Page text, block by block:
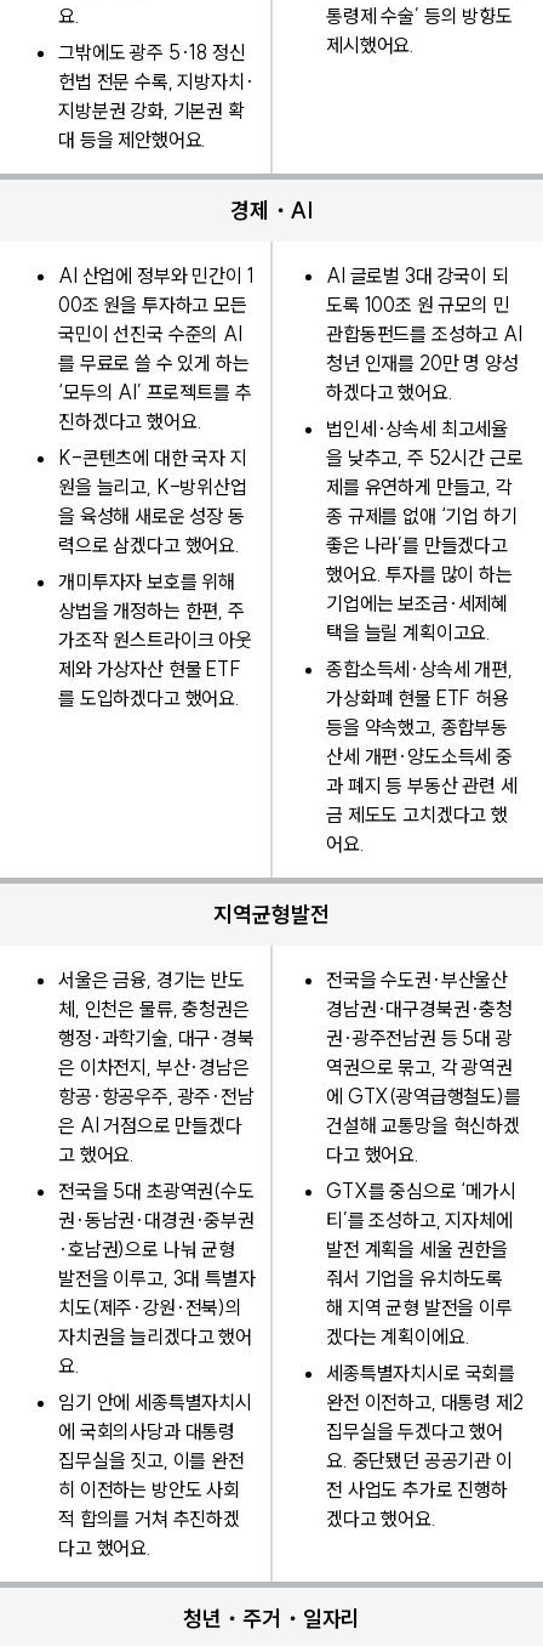
요.
그밖에도 광주 5·18 정신
헌법 전문 수록, 지방자치·
지방분권 강화, 기본권 확
대 등을 제안했어요.
통령제 수술’ 등의 방향도
제시했어요.
경제・AI
AI 산업에 정부와 민간이 1
00조 원을 투자하고 모든
국민이 선진국 수준의 AI
를 무료로 쓸 수 있게 하는
‘모두의 AI’ 프로젝트를 추
진하겠다고 했어요.
K-콘텐츠에 대한 국자 지
원을 늘리고, K-방위산업
을 육성해 새로운 성장 동
력으로 삼겠다고 했어요.
개미투자자 보호를 위해
상법을 개정하는 한편, 주
가조작 원스트라이크 아웃
제와 가상자산 현물 ETF
를 도입하겠다고 했어요.
AI 글로벌 3대 강국이 되
도록 100조 원 규모의 민
관합동펀드를 조성하고 AI
청년 인재를 20만 명 양성
하겠다고 했어요.
법인세·상속세 최고세율
을 낮추고, 주 52시간 근로
제를 유연하게 만들고, 각
종 규제를 없애 ‘기업 하기
좋은 나라’를 만들겠다고
했어요. 투자를 많이 하는
기업에는 보조금·세제혜
택을 늘릴 계획이고요.
종합소득세·상속세 개편,
가상화폐 현물 ETF 허용
등을 약속했고, 종합부동
산세 개편·양도소득세 중
과 폐지 등 부동산 관련 세
금 제도도 고치겠다고 했
어요.
지역균형발전
서울은 금융, 경기는 반도
체, 인천은 물류, 충청권은
행정·과학기술, 대구·경북
은 이차전지, 부산·경남은
항공·항공우주, 광주·전남
은 AI 거점으로 만들겠다
고 했어요.
전국을 5대 초광역권(수도
권·동남권·대경권·중부권
·호남권)으로 나눠 균형
발전을 이루고, 3대 특별자
치도(제주·강원·전북)의
자치권을 늘리겠다고 했어
요.
임기 안에 세종특별자치시
에 국회의사당과 대통령
집무실을 짓고, 이를 완전
히 이전하는 방안도 사회
적 합의를 거쳐 추진하겠
다고 했어요.
전국을 수도권·부산울산
경남권·대구경북권·충청
권·광주전남권 등 5대 광
역권으로 묶고, 각 광역권
에 GTX(광역급행철도)를
건설해 교통망을 혁신하겠
다고 했어요.
GTX를 중심으로 ‘메가시
티’를 조성하고, 지자체에
발전 계획을 세울 권한을
줘서 기업을 유치하도록
해 지역 균형 발전을 이루
겠다는 계획이에요.
세종특별자치시로 국회를
완전 이전하고, 대통령 제2
집무실을 두겠다고 했어
요. 중단됐던 공공기관 이
전 사업도 추가로 진행하
겠다고 했어요.
청년・주거・일자리